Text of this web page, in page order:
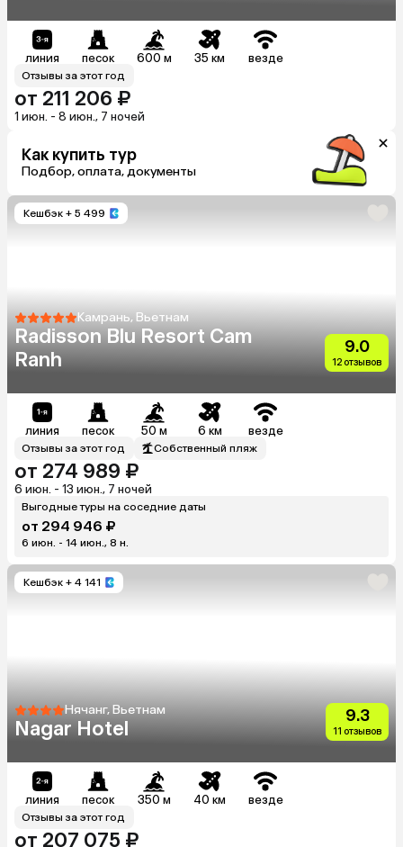
линия песок 600 м 35 км везде
Отзывы за этот год
от 211 206 ₽
1 июн. - 8 июн., 7 ночей
Как купить тур
Подбор, оплата, документы
Кешбэк + 5 499
Камрань, Вьетнам
Radisson Blu Resort Cam
Ranh
9.0
12 отзывов
линия песок 50 м 6 км везде
Отзывы за этот год Собственный пляж
от 274 989 ₽
6 июн. - 13 июн., 7 ночей
Выгодные туры на соседние даты
от 294 946 ₽
6 июн. - 14 июн., 8 н.
Кешбэк + 4 141
Нячанг, Вьетнам
Nagar Hotel
9.3
11 отзывов
линия песок 350 м 40 км везде
Отзывы за этот год
от 207 075 ₽